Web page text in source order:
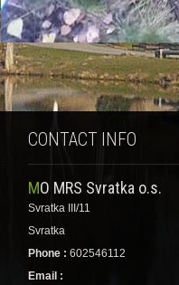
CONTACT INFO
MO MRS Svratka o.s.
Svratka III/11
Svratka
Phone : 602546112
Email :